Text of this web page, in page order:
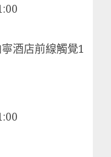
酒店前線觸覺1